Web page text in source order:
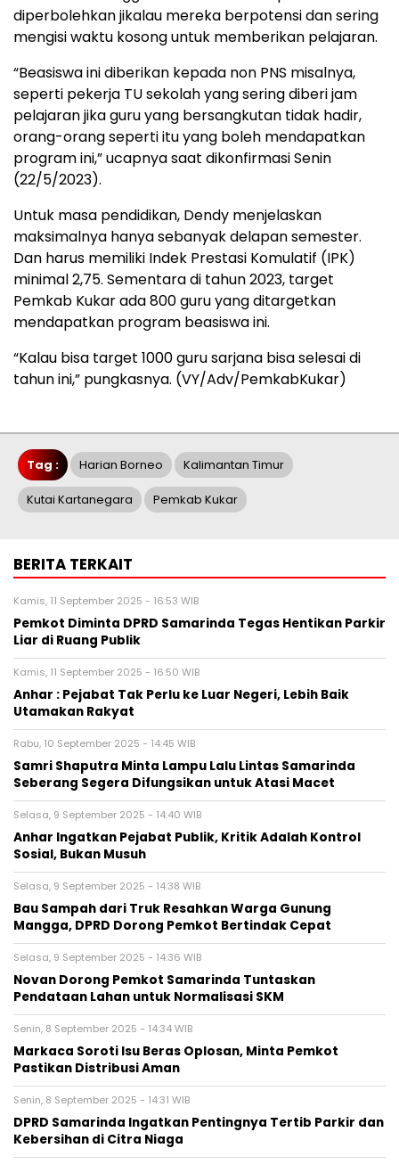
diperbolehkan jikalau mereka berpotensi dan sering
mengisi waktu kosong untuk memberikan pelajaran.
“Beasiswa ini diberikan kepada non PNS misalnya,
seperti pekerja TU sekolah yang sering diberi jam
pelajaran jika guru yang bersangkutan tidak hadir,
orang-orang seperti itu yang boleh mendapatkan
program ini,” ucapnya saat dikonfirmasi Senin
(22/5/2023).
Untuk masa pendidikan, Dendy menjelaskan
maksimalnya hanya sebanyak delapan semester.
Dan harus memiliki Indek Prestasi Komulatif (IPK)
minimal 2,75. Sementara di tahun 2023, target
Pemkab Kukar ada 800 guru yang ditargetkan
mendapatkan program beasiswa ini.
“Kalau bisa target 1000 guru sarjana bisa selesai di
tahun ini,” pungkasnya. (VY/Adv/PemkabKukar)
Tag : Harian Borneo Kalimantan Timur
Kutai Kartanegara Pemkab Kukar
BERITA TERKAIT
Kamis, 11 September 2025 - 16:53 WIB
Pemkot Diminta DPRD Samarinda Tegas Hentikan Parkir
Liar di Ruang Publik
Kamis, 11 September 2025 - 16:50 WIB
Anhar : Pejabat Tak Perlu ke Luar Negeri, Lebih Baik
Utamakan Rakyat
Rabu, 10 September 2025 - 14:45 WIB
Samri Shaputra Minta Lampu Lalu Lintas Samarinda
Seberang Segera Difungsikan untuk Atasi Macet
Selasa, 9 September 2025 - 14:40 WIB
Anhar Ingatkan Pejabat Publik, Kritik Adalah Kontrol
Sosial, Bukan Musuh
Selasa, 9 September 2025 - 14:38 WIB
Bau Sampah dari Truk Resahkan Warga Gunung
Mangga, DPRD Dorong Pemkot Bertindak Cepat
Selasa, 9 September 2025 - 14:36 WIB
Novan Dorong Pemkot Samarinda Tuntaskan
Pendataan Lahan untuk Normalisasi SKM
Senin, 8 September 2025 - 14:34 WIB
Markaca Soroti Isu Beras Oplosan, Minta Pemkot
Pastikan Distribusi Aman
Senin, 8 September 2025 - 14:31 WIB
DPRD Samarinda Ingatkan Pentingnya Tertib Parkir dan
Kebersihan di Citra Niaga